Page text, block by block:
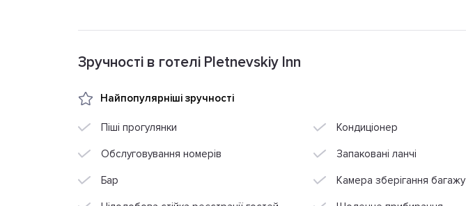
Зручності в готелі Pletnevskiy Inn
Найпопулярніші зручності
Піші прогулянки Кондиціонер
Обслуговування номерів Запаковані ланчі
Бар Камера зберігання багажу